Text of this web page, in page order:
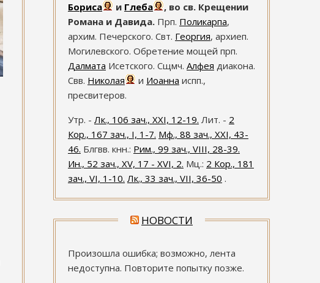
Бориса
и Глеба
, во св. Крещении
Романа и Давида.Прп. Поликарпа,
архим. Печерского. Свт. Георгия, архиеп.
Могилевского. Обретение мощей прп.
Далмата Исетского. Сщмч. Алфея диакона.
Свв. Николая и Иоанна испп.,
пресвитеров.
Утр. - Лк., 106 зач., XXI, 12-19. Лит. - 2
Кор., 167 зач., I, 1-7. Мф., 88 зач., XXI, 43-
46. Блгвв. кнн.: Рим., 99 зач., VIII, 28-39.
Ин., 52 зач., XV, 17 - XVI, 2. Мц.: 2 Кор., 181
зач., VI, 1-10. Лк., 33 зач., VII, 36-50 .
НОВОСТИ
Произошла ошибка; возможно, лента
недоступна. Повторите попытку позже.